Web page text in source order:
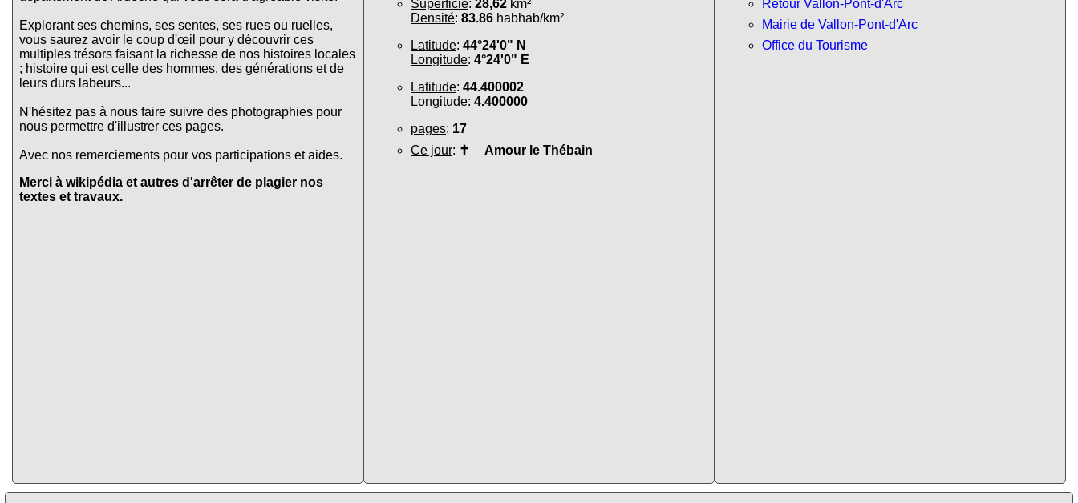
Explorant ses chemins, ses sentes, ses rues ou ruelles,
vous saurez avoir le coup d'œil pour y découvrir ces
multiples trésors faisant la richesse de nos histoires locales
; histoire qui est celle des hommes, des générations et de
leurs durs labeurs...
N'hésitez pas à nous faire suivre des photographies pour
nous permettre d'illustrer ces pages.
Avec nos remerciements pour vos participations et aides.
Merci à wikipédia et autres d'arrêter de plagier nos
textes et travaux.
Superficie: 28,62 km²
Densité: 83.86 habhab/km²
Latitude: 44°24'0" N
Longitude: 4°24'0" E
Latitude: 44.400002
Longitude: 4.400000
pages: 17
Ce jour: ✝ Amour le Thébain
Retour Vallon-Pont-d'Arc
Mairie de Vallon-Pont-d'Arc
Office du Tourisme